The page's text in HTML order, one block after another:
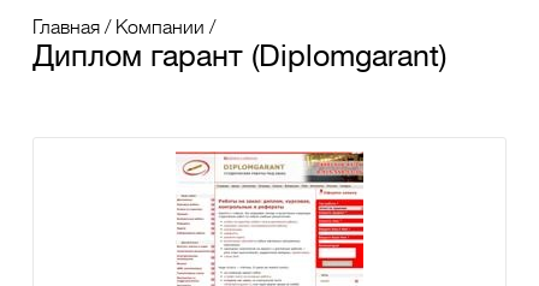
Главная Компании
Диплом гарант (Diplomgarant)